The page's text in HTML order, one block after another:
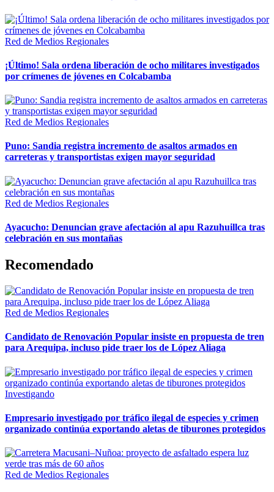
Red de Medios Regionales
¡Último! Sala ordena liberación de ocho militares investigados
por crímenes de jóvenes en Colcabamba
Red de Medios Regionales
Puno: Sandia registra incremento de asaltos armados en
carreteras y transportistas exigen mayor seguridad
Red de Medios Regionales
Ayacucho: Denuncian grave afectación al apu Razuhuillca tras
celebración en sus montañas
Recomendado
Red de Medios Regionales
Candidato de Renovación Popular insiste en propuesta de tren
para Arequipa, incluso pide traer los de López Aliaga
Investigando
Empresario investigado por tráfico ilegal de especies y crimen
organizado continúa exportando aletas de tiburones protegidos
Red de Medios Regionales